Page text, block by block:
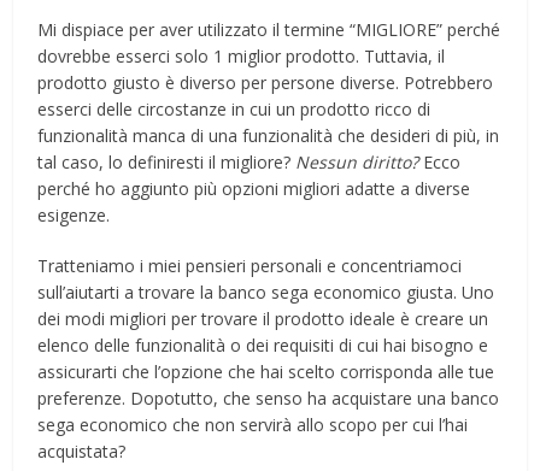
Mi dispiace per aver utilizzato il termine “MIGLIORE” perché
dovrebbe esserci solo 1 miglior prodotto. Tuttavia, il
prodotto giusto è diverso per persone diverse. Potrebbero
esserci delle circostanze in cui un prodotto ricco di
funzionalità manca di una funzionalità che desideri di più, in
tal caso, lo definiresti il ​​migliore? Nessun diritto?Ecco
perché ho aggiunto più opzioni migliori adatte a diverse
esigenze.
Tratteniamo i miei pensieri personali e concentriamoci
sull’aiutarti a trovare la banco sega economico giusta. Uno
dei modi migliori per trovare il prodotto ideale è creare un
elenco delle funzionalità o dei requisiti di cui hai bisogno e
assicurarti che l’opzione che hai scelto corrisponda alle tue
preferenze. Dopotutto, che senso ha acquistare una banco
sega economico che non servirà allo scopo per cui l’hai
acquistata?